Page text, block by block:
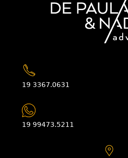
19 3367.0631
19 99473.5211